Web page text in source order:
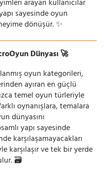
arayan kullanıcılar
sayesinde oyun
dönüşür. ✨
Dünyası 🚀
oyun kategorileri,
ayıran en güçlü
temel oyun türleriyle
oynanışlara, temalara
dünyasını
yapı sayesinde
karşılaşamayacakları
karşılaşır ve tek bir yerde
🗃️